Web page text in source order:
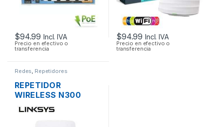
$94.99 Incl. IVA
Precio en efectivo o
transferencia
$94.99 Incl. IVA
Precio en efectivo o
transferencia
Redes, Repetidores
REPETIDOR
WIRELESS N300
LINKSYS RE3000W
DOS ANTENAS 1